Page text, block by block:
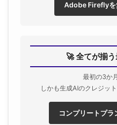
Adobe Fireflyを
🚀 全てが揃
最初の3か
しかも生成AIのクレジッ
コンプリートプラ